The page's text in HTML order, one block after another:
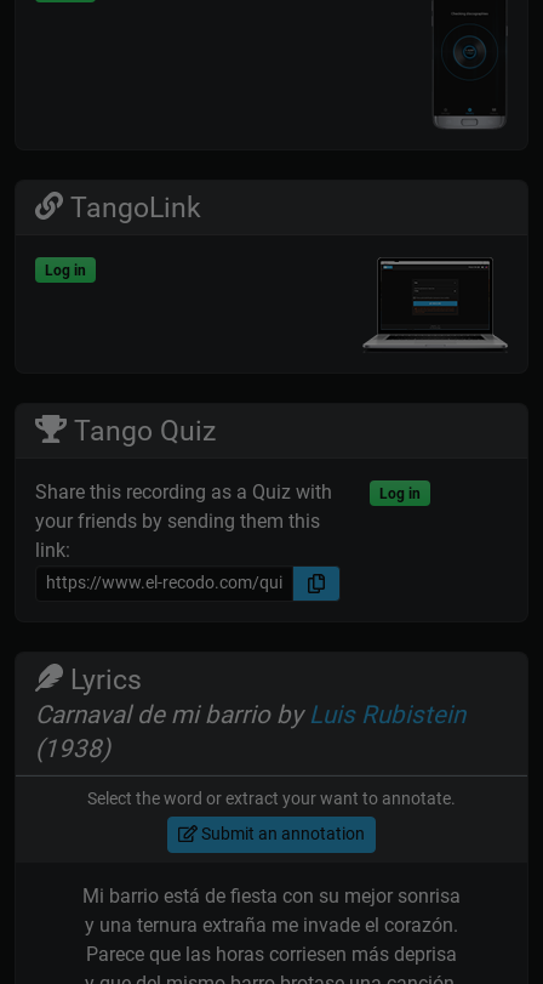
TangoLink
Log in
Tango Quiz
Share this recording as a Quiz with
your friends by sending them this
link:
Log in
Lyrics
Carnaval de mi barrio by Luis Rubistein
(1938)
Select the word or extract your want to annotate.
Submit an annotation
Mi barrio está de fiesta con su mejor sonrisa
y una ternura extraña me invade el corazón.
Parece que las horas corriesen más deprisa